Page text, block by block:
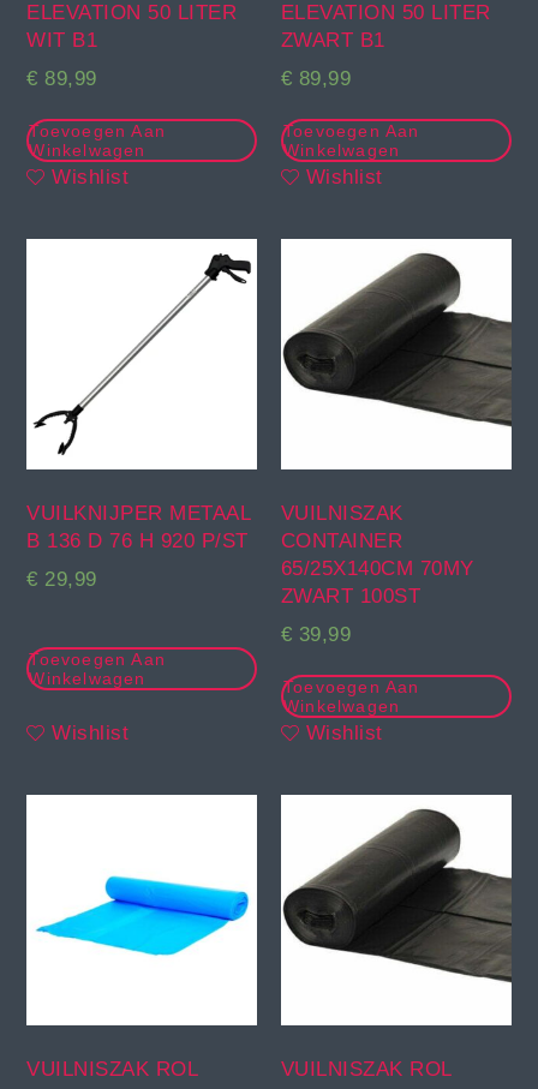
ELEVATION 50 LITER
WIT B1
€ 89,99
Toevoegen Aan
Winkelwagen
Wishlist
ELEVATION 50 LITER
ZWART B1
€ 89,99
Toevoegen Aan
Winkelwagen
Wishlist
VUILKNIJPER METAAL
B 136 D 76 H 920 P/ST
€ 29,99
Toevoegen Aan
Winkelwagen
Wishlist
VUILNISZAK
CONTAINER
65/25X140CM 70MY
ZWART 100ST
€ 39,99
Toevoegen Aan
Winkelwagen
Wishlist
VUILNISZAK ROL
VUILNISZAK ROL